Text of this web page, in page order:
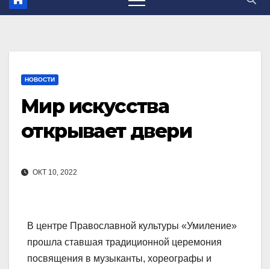
НОВОСТИ
Мир искусства
открывает двери
ОКТ 10, 2022
В центре Православной культуры «Умиление»
прошла ставшая традиционной церемония
посвящения в музыканты, хореографы и